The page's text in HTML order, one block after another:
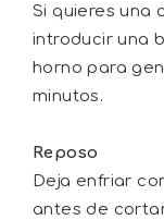
Si quieres una
introducir una
horno para
minutos.
Reposo
Deja enfriar
antes de